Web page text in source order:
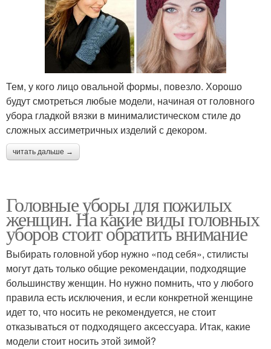
Тем, у кого лицо овальной формы, повезло. Хорошо
будут смотреться любые модели, начиная от головного
убора гладкой вязки в минималистическом стиле до
сложных ассиметричных изделий с декором.
читать дальше →
Головные уборы для пожилых
женщин. На какие виды головных
уборов стоит обратить внимание
Выбирать головной убор нужно «под себя», стилисты
могут дать только общие рекомендации, подходящие
большинству женщин. Но нужно помнить, что у любого
правила есть исключения, и если конкретной женщине
идет то, что носить не рекомендуется, не стоит
отказываться от подходящего аксессуара. Итак, какие
модели стоит носить этой зимой?